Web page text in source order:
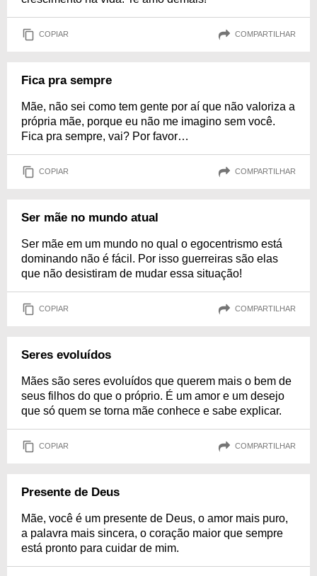
COPIAR COMPARTILHAR
Fica pra sempre
Mãe, não sei como tem gente por aí que não valoriza a
própria mãe, porque eu não me imagino sem você.
Fica pra sempre, vai? Por favor…
COPIAR COMPARTILHAR
Ser mãe no mundo atual
Ser mãe em um mundo no qual o egocentrismo está
dominando não é fácil. Por isso guerreiras são elas
que não desistiram de mudar essa situação!
COPIAR COMPARTILHAR
Seres evoluídos
Mães são seres evoluídos que querem mais o bem de
seus filhos do que o próprio. É um amor e um desejo
que só quem se torna mãe conhece e sabe explicar.
COPIAR COMPARTILHAR
Presente de Deus
Mãe, você é um presente de Deus, o amor mais puro,
a palavra mais sincera, o coração maior que sempre
está pronto para cuidar de mim.